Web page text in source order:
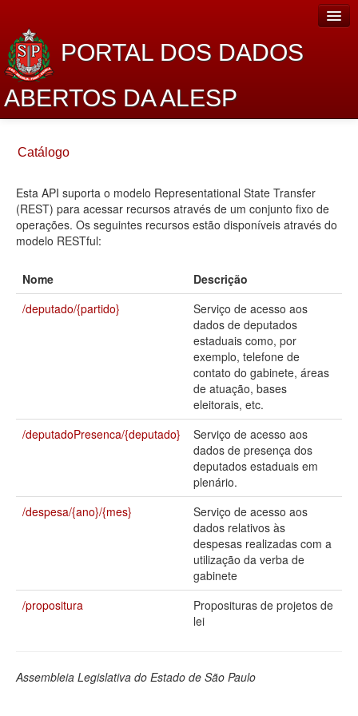
PORTAL DOS DADOS
ABERTOS DA ALESP
Sobre o projeto
Dados Abertos Alesp
Lei de Acesso à Informação
Planejamento
Catálogo de dados
Legislação
Perguntas frequentes
Catálogo
Esta API suporta o modelo Representational State Transfer
(REST) para acessar recursos através de um conjunto fixo de
operações. Os seguintes recursos estão disponíveis através do
modelo RESTful:
Nome
Descrição
/deputado/{partido}
Serviço de acesso aos
dados de deputados
estaduais como, por
exemplo, telefone de
contato do gabinete, áreas
de atuação, bases
eleitorais, etc.
/deputadoPresenca/{deputado}
Serviço de acesso aos
dados de presença dos
deputados estaduais em
plenário.
/despesa/{ano}/{mes}
Serviço de acesso aos
dados relativos às
despesas realizadas com a
utilização da verba de
gabinete
/propositura
Proposituras de projetos de
lei
Assembleia Legislativa do Estado de São Paulo